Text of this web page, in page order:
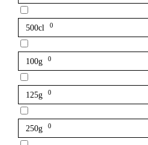
500cl 0
100g 0
125g 0
250g 0